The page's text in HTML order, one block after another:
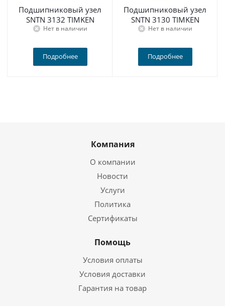
Подшипниковый узел
SNTN 3132 TIMKEN
Нет в наличии
Подробнее
Подшипниковый узел
SNTN 3130 TIMKEN
Нет в наличии
Подробнее
Компания
О компании
Новости
Услуги
Политика
Сертификаты
Помощь
Условия оплаты
Условия доставки
Гарантия на товар